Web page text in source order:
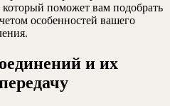
который поможет вам подобрать
особенностей вашего
и их